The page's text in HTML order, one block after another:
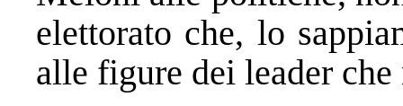
elettorato che, lo
alle figure dei leader